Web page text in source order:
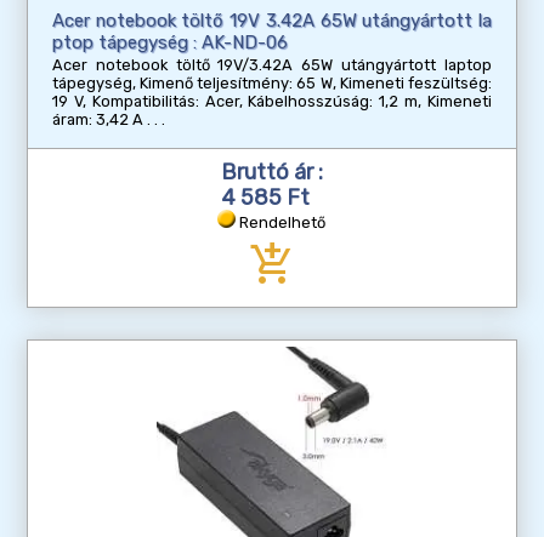
Acer notebook töltő 19V 3.42A 65W utángyártott la
ptop tápegység : AK-ND-06
Acer notebook töltő 19V/3.42A 65W utángyártott laptop
tápegység, Kimenő teljesítmény: 65 W, Kimeneti feszültség:
19 V, Kompatibilitás: Acer, Kábelhosszúság: 1,2 m, Kimeneti
áram: 3,42 A
Bruttó ár :
4 585 Ft
Rendelhető
add_shopping_cart